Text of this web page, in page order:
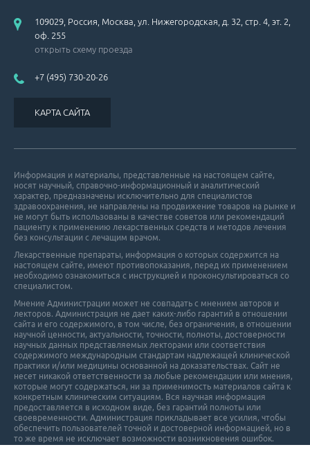
109029, Россия, Москва, ул. Нижегородская, д. 32, стр. 4, эт. 2,
оф. 255
открыть схему проезда
+7 (495) 730-20-26
КАРТА САЙТА
Информация и материалы, представленные на настоящем сайте,
носят научный, справочно-информационный и аналитический
характер, предназначены исключительно для специалистов
здравоохранения, не направлены на продвижение товаров на рынке и
не могут быть использованы в качестве советов или рекомендаций
пациенту к применению лекарственных средств и методов лечения
без консультации с лечащим врачом.
Лекарственные препараты, информация о которых содержится на
настоящем сайте, имеют противопоказания, перед их применением
необходимо ознакомиться с инструкцией и проконсультироваться со
специалистом.
Мнение Администрации может не совпадать с мнением авторов и
лекторов. Администрация не дает каких-либо гарантий в отношении
cайта и его cодержимого, в том числе, без ограничения, в отношении
научной ценности, актуальности, точности, полноты, достоверности
научных данных представляемых лекторами или соответствия
содержимого международным стандартам надлежащей клинической
практики и/или медицины основанной на доказательствах. Сайт не
несет никакой ответственности за любые рекомендации или мнения,
которые могут содержаться, ни за применимость материалов сайта к
конкретным клиническим ситуациям. Вся научная информация
предоставляется в исходном виде, без гарантий полноты или
своевременности. Администрация прикладывает все усилия, чтобы
обеспечить пользователей точной и достоверной информацией, но в
то же время не исключает возможности возникновения ошибок.